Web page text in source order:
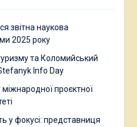
звітна наукова
2025 року
та Коломийський
Info Day
проєктної
у фокусі: представниця